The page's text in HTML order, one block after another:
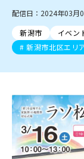
村上・関川
三条・加茂・田上
長岡・見附
柏崎・刈羽・出雲
パン・ベーカリー
旨辛・激辛
日本酒・新潟清酒
ケーキ・パフェ
観光スポット
リラクゼーション
病院・クリニック
リバーサイド千秋
開店まとめ
ラーメンまとめ
インテリア・雑貨
官公庁・自治体
上越・妙高・糸
火曜セール
周年祭・感謝祭セ
配信日：2024年03
新潟市
イベン
新潟市北区エリ